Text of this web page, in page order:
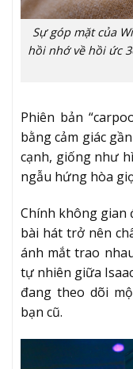
Sự góp mặt của
hồi nhớ về hồi ức
Phiên bản
bằng cảm giác
cạnh, giống như
ngẫu hứng hòa
Chính không gian
bài hát trở nên
ánh mắt trao
tự nhiên giữa
đang theo dõi
bạn cũ.